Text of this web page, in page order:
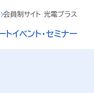
トイベント・セミナー
会員制サイト 光電プラス